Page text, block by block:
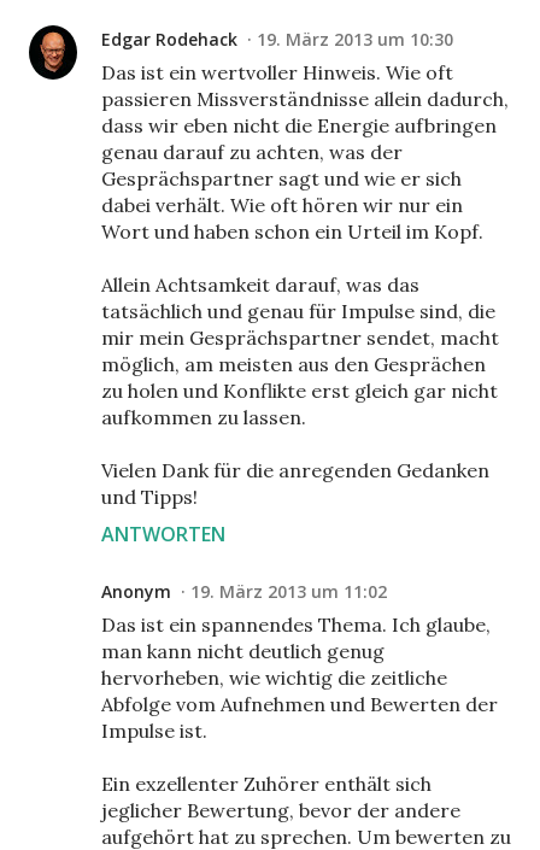
Edgar Rodehack 19. März 2013 um 10:30
Das ist ein wertvoller Hinweis. Wie oft
passieren Missverständnisse allein dadurch,
dass wir eben nicht die Energie aufbringen
genau darauf zu achten, was der
Gesprächspartner sagt und wie er sich
dabei verhält. Wie oft hören wir nur ein
Wort und haben schon ein Urteil im Kopf.
Allein Achtsamkeit darauf, was das
tatsächlich und genau für Impulse sind, die
mir mein Gesprächspartner sendet, macht
möglich, am meisten aus den Gesprächen
zu holen und Konflikte erst gleich gar nicht
aufkommen zu lassen.
Vielen Dank für die anregenden Gedanken
und Tipps!
ANTWORTEN
Anonym 19. März 2013 um 11:02
Das ist ein spannendes Thema. Ich glaube,
man kann nicht deutlich genug
hervorheben, wie wichtig die zeitliche
Abfolge vom Aufnehmen und Bewerten der
Impulse ist.
Ein exzellenter Zuhörer enthält sich
jeglicher Bewertung, bevor der andere
aufgehört hat zu sprechen. Um bewerten zu